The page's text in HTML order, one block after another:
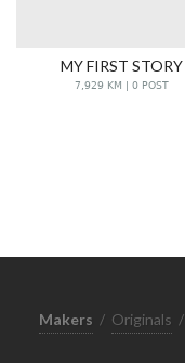
MY FIRST STORY
7,929 KM | 0 POST
Makers / Originals /